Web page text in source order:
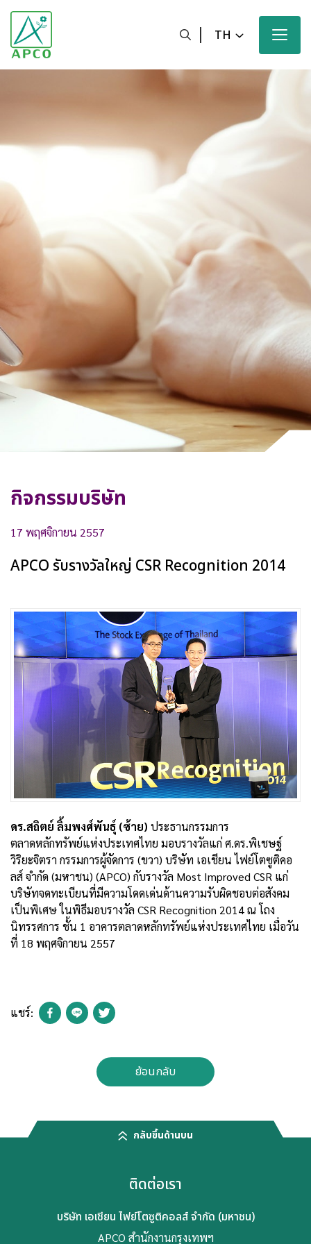
TH
นวัตกรรมของเรา
ผลิตภัณฑ์ของเรา
ความมุ่งหวังของเรา
ข่าวสารและสื่อประชาสัมพันธ์ของเรา
ทำไมต้องลงทุนกับเรา
ติดต่อเรา
กิจกรรมบริษัท
17 พฤศจิกายน 2557
APCO รับรางวัลใหญ่ CSR Recognition 2014
ดร.สถิตย์ ลิ้มพงศ์พันธุ์ (ซ้าย) ประธานกรรมการ
ตลาดหลักทรัพย์แห่งประเทศไทย มอบรางวัลแก่ ศ.ดร.พิเชษฐ์
วิริยะจิตรา กรรมการผู้จัดการ (ขวา) บริษัท เอเชียน ไฟย์โตซูติคอ
ลส์ จำกัด (มหาชน) (APCO) กับรางวัล Most Improved CSR แก่
บริษัทจดทะเบียนที่มีความโดดเด่นด้านความรับผิดชอบต่อสังคม
เป็นพิเศษ ในพิธีมอบรางวัล CSR Recognition 2014 ณ โถง
นิทรรศการ ชั้น 1 อาคารตลาดหลักทรัพย์แห่งประเทศไทย เมื่อวัน
ที่ 18 พฤศจิกายน 2557
ย้อนกลับ
แชร์:
กลับขึ้นด้านบน
ติดต่อเรา
บริษัท เอเชียน ไฟย์โตซูติคอลส์ จำกัด (มหาชน)
APCO สำนักงานกรุงเทพฯ